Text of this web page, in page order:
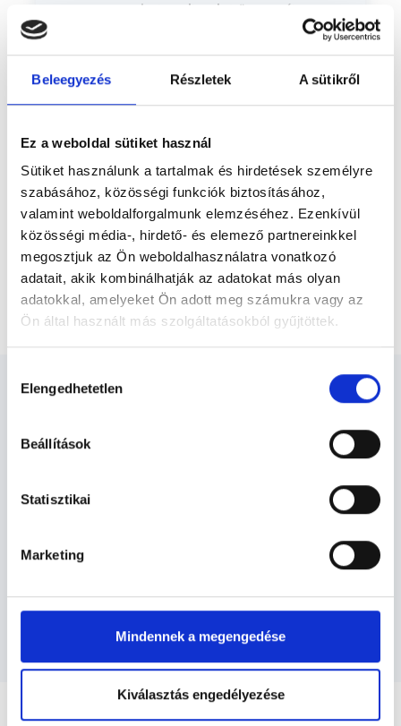
Beleegyezés Részletek A sütikről
Ez a weboldal sütiket használ
Sütiket használunk a tartalmak és hirdetések személyre
szabásához, közösségi funkciók biztosításához,
valamint weboldalforgalmunk elemzéséhez. Ezenkívül
közösségi média-, hirdető- és elemező partnereinkkel
megosztjuk az Ön weboldalhasználatra vonatkozó
adatait, akik kombinálhatják az adatokat más olyan
adatokkal, amelyeket Ön adott meg számukra vagy az
Ön által használt más szolgáltatásokból gyűjtöttek.
szabályzat:https://foglaljorvost.hu/info/foglaljorvost-
kiválasztása
Elengedhetetlen
Beállítások
Statisztikai
Marketing
Mindennek a megengedése
Kiválasztás engedélyezése
egy orvos a betegeit, mint önmagát
Előző* Szakorvos jelölt (rezidens): általános orvosi oklevéllel rendelkező
orvos, aki jogszabályok szerinti szakorvosi szakképesítés
felelősséggel tartozik és azt közvetlenül felügyeli az egészségügyi
szakorvosjelölt önállóan láthat el feladatokat. A foglaljorvost.hu
felelősségét kizárja esetleges névazonosságért bármely szakorvos
Főoldal Ortopédus
Lökéshullám kezelés 2 terület
SZAKTERÜLETEK
Szolgáltatások